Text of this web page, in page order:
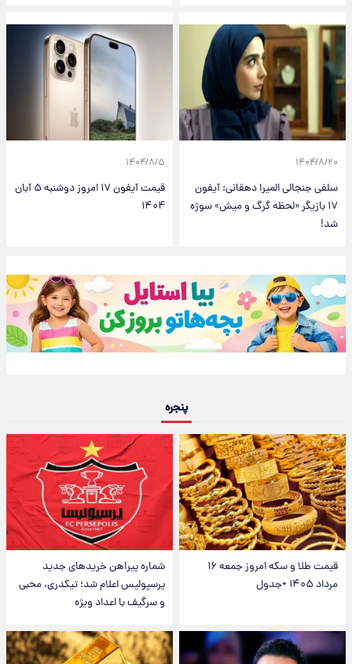
۱۴۰۴/۸/۲۰
سلفی جنجالی المیرا دهقانی: آیفون
۱۷ بازیگر «لحظه گرگ و میش» سوژه
شد!
۱۴۰۴/۸/۵
قیمت آیفون ۱۷ امروز دوشنبه ۵ آبان
۱۴۰۴
پنجره
قیمت طلا و سکه امروز جمعه ۱۶
مرداد ۱۴۰۵ +جدول
شماره پیراهن خریدهای جدید
پرسپولیس اعلام شد؛ تیکدری، محبی
و سرگیف با اعداد ویژه